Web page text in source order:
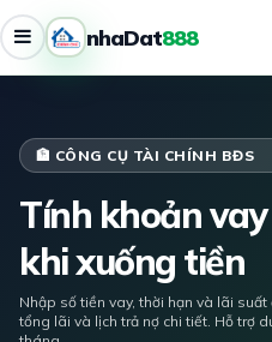
nhaDat888
🏦 CÔNG CỤ TÀI CHÍNH BĐS
Tính khoản
khi xuống tiền
Nhập số tiền vay, thời hạn và lãi
tổng lãi và lịch trả nợ chi tiết. Hỗ trợ